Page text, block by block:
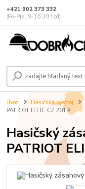
+421 902 373 332
(Po-Pia, 9-16:30 hod)
Úvod Hasičská výstroj
PATRIOT ELITE CZ 2019
Hasičský
PATRIOT